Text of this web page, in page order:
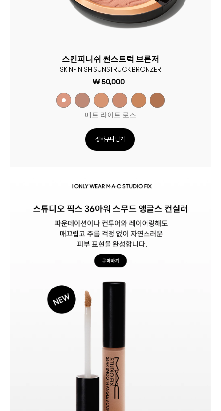
스킨피니쉬 썬스트럭 브론저
SKINFINISH SUNSTRUCK BRONZER
₩ 50,000
매트 라이트 로즈
장바구니 담기